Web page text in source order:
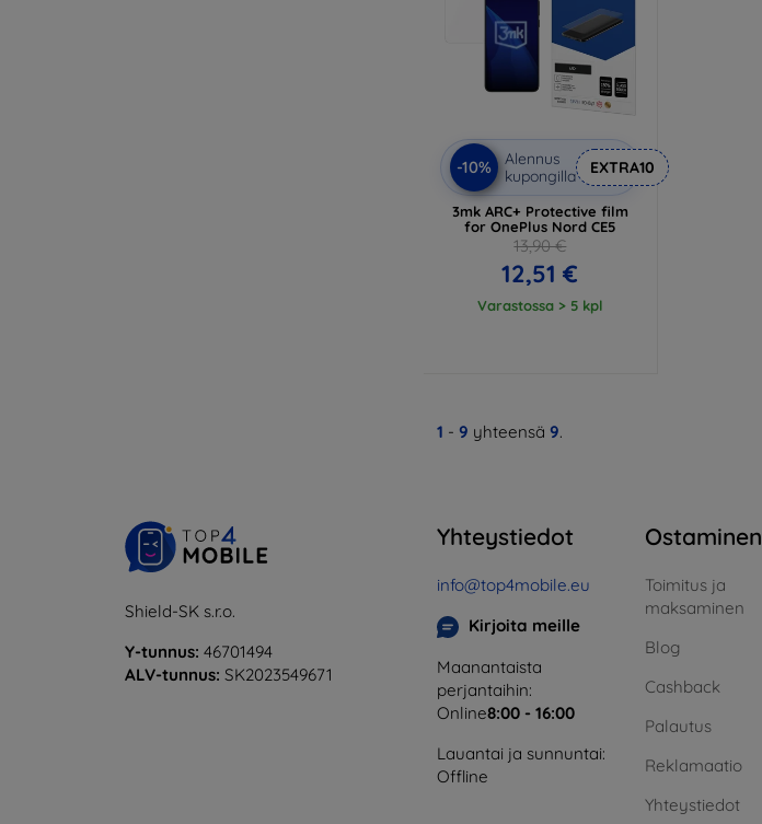
-10%
Alennus
kupongilla
EXTRA10
3mk ARC+ Protective film
for OnePlus Nord CE5
13,90 €
12,51 €
Varastossa > 5 kpl
1 - 9 yhteensä 9.
Shield-SK s.r.o.
Y-tunnus: 46701494
ALV-tunnus: SK2023549671
Yhteystiedot
info@top4mobile.eu
Kirjoita meille
Maanantaista
perjantaihin:
Online8:00 - 16:00
Lauantai ja sunnuntai:
Offline
Ostaminen
Toimitus ja
maksaminen
Blog
Cashback
Palautus
Reklamaatio
Yhteystiedot